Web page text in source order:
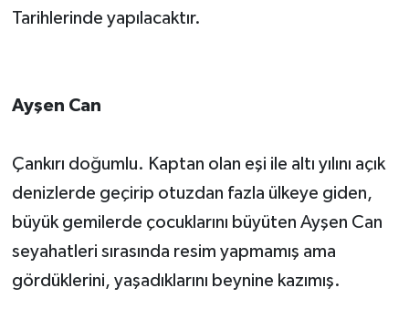
Tarihlerinde yapılacaktır.
Ayşen Can
Çankırı doğumlu. Kaptan olan eşi ile altı yılını açık
denizlerde geçirip otuzdan fazla ülkeye giden,
büyük gemilerde çocuklarını büyüten Ayşen Can
seyahatleri sırasında resim yapmamış ama
gördüklerini, yaşadıklarını beynine kazımış.